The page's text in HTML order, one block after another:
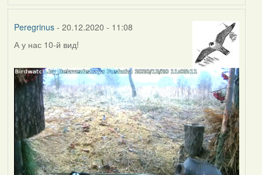
Peregrinus- 20.12.2020 - 11:08
А у нас 10-й вид!